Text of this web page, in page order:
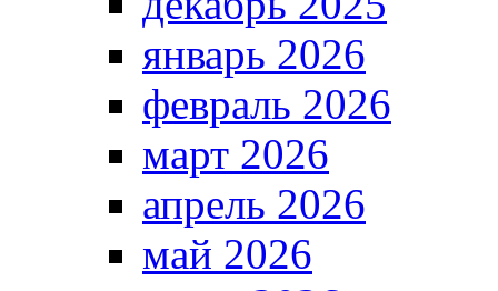
январь 2026
февраль 2026
март 2026
апрель 2026
май 2026